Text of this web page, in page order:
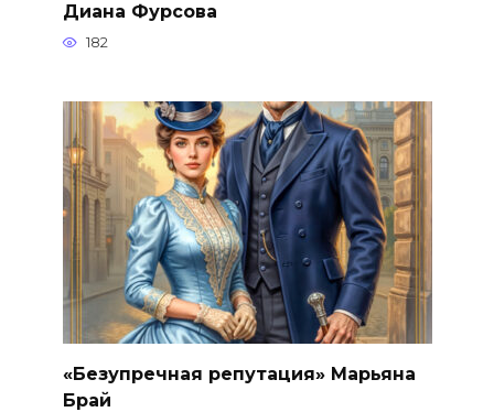
Диана Фурсова
182
«Безупречная репутация» Марьяна
Брай